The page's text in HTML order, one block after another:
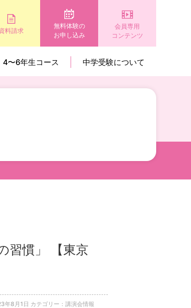
料請求
無料体験の
お申し込み
会員専用
コンテンツ
4〜6年生コース 中学受験について
習慣」 【東京
年8月1日 カテゴリー：講演会情報